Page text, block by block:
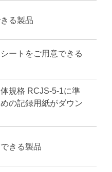
る製品
ートをご用意できる
規格 RCJS-5-1に準
の記録用紙がダウン
きる製品